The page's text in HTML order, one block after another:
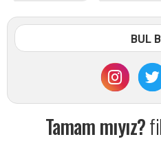
BUL
Tamam mıyız?